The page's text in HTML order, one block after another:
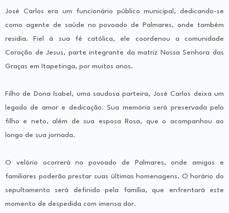
José Carlos era um funcionário público municipal, dedicando-se
como agente de saúde no povoado de Palmares, onde também
residia. Fiel à sua fé católica, ele coordenou a comunidade
Coração de Jesus, parte integrante da matriz Nossa Senhora das
Graças em Itapetinga, por muitos anos.
Filho de Dona Isabel, uma saudosa parteira, José Carlos deixa um
legado de amor e dedicação. Sua memória será preservada pelo
filho e neto, além de sua esposa Rosa, que o acompanhou ao
longo de sua jornada.
O velório ocorrerá no povoado de Palmares, onde amigos e
familiares poderão prestar suas últimas homenagens. O horário do
sepultamento será definido pela família, que enfrentará este
momento de despedida com imensa dor.